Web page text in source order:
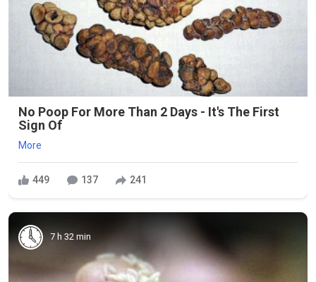
No Poop For More Than 2 Days - It's The First
Sign Of
More
449 137 241
7 h 32 min